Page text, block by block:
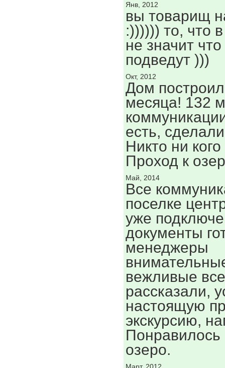
Янв, 2012
вы товарищ
:)))))) то, что
не значит
подведут )))
Окт, 2012
Дом
месяца! 132
есть,
Никто ни
Проход к
Май, 2014
Все
поселке
уже
документы
менеджеры
вежливые
рассказали,
настоящую
экскурсию,
Понравилось
озеро.
Март, 2012